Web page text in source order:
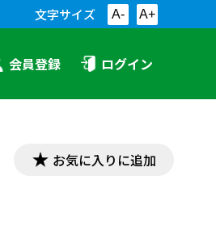
文字サイズ A- A+
会員登録 ログイン
お気に入りに追加